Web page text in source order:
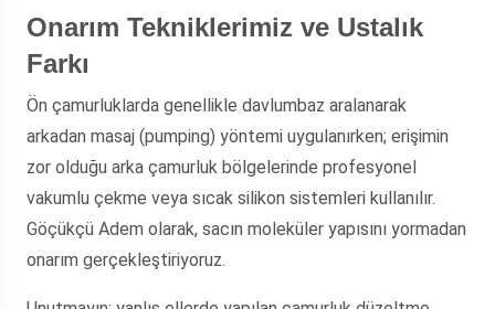
Onarım Tekniklerimiz ve Ustalık
Farkı
Ön çamurluklarda genellikle davlumbaz aralanarak
arkadan masaj (pumping) yöntemi uygulanırken; erişimin
zor olduğu arka çamurluk bölgelerinde profesyonel
vakumlu çekme veya sıcak silikon sistemleri kullanılır.
Göçükçü Adem olarak, sacın moleküler yapısını yormadan
onarım gerçekleştiriyoruz.